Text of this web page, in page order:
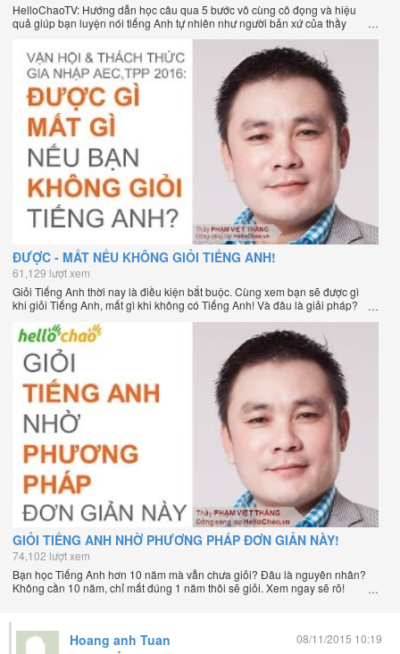
HelloChaoTV: Hướng dẫn học câu qua 5 bước vô cùng cô đọng và hiệu
quả giúp bạn luyện nói tiếng Anh tự nhiên như người bản xứ của thầy
Phạm Việt Thắng, đồng sáng lập HelloChao.vn - Chương trình dạy tiếng
Anh trực tuyến chặt chẽ nhất thế giới.
ĐƯỢC - MẤT NẾU KHÔNG GIỎI TIẾNG ANH!
61,129 lượt xem
Giỏi Tiếng Anh thời nay là điều kiện bắt buộc. Cùng xem bạn sẽ được gì
khi giỏi Tiếng Anh, mất gì khi không có Tiếng Anh! Và đâu là giải pháp?
GIỎI TIẾNG ANH NHỜ PHƯƠNG PHÁP ĐƠN GIẢN NÀY!
74,102 lượt xem
Bạn học Tiếng Anh hơn 10 năm mà vẫn chưa giỏi? Đâu là nguyên nhân?
Không cần 10 năm, chỉ mất đúng 1 năm thôi sẽ giỏi. Xem ngay sẽ rõ!
Hoang anh Tuan 08/11/2015 10:19